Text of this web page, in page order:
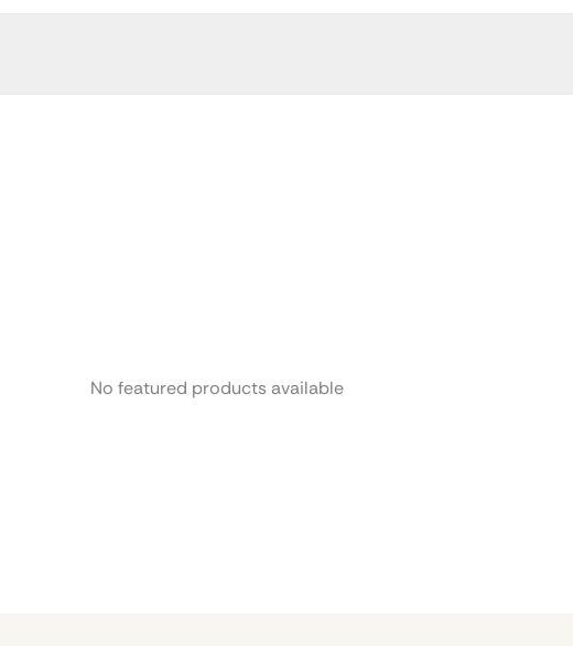
No featured products available